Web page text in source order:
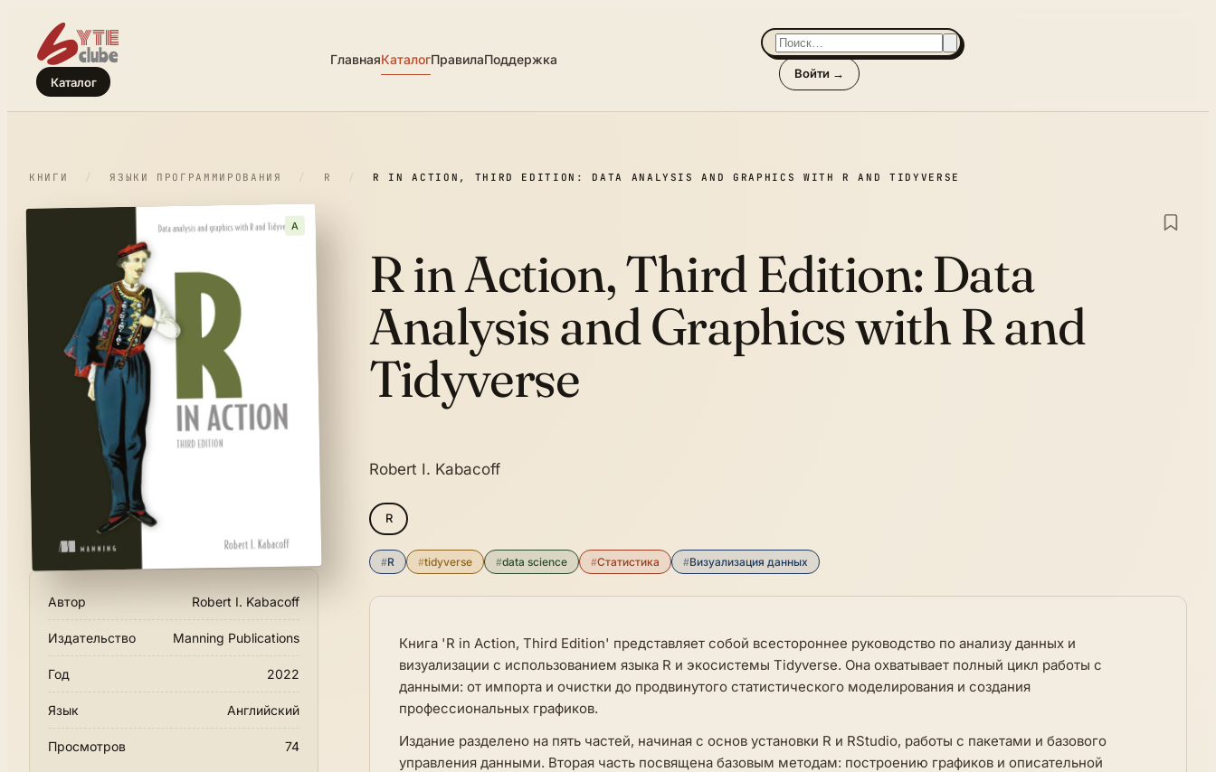
Каталог
ГлавнаяКаталогПравилаПоддержка
Войти →
КНИГИ / ЯЗЫКИ ПРОГРАММИРОВАНИЯ / R / R IN ACTION, THIRD EDITION: DATA ANALYSIS AND GRAPHICS WITH R AND TIDYVERSE
A
Автор Robert I. Kabacoff
Издательство Manning Publications
Год 2022
Язык Английский
Просмотров 74
R in Action, Third Edition: Data
Analysis and Graphics with R and
Tidyverse
Robert I. Kabacoff
R
#R #tidyverse #data science #Статистика #Визуализация данных
Книга 'R in Action, Third Edition' представляет собой всестороннее руководство по анализу данных и
визуализации с использованием языка R и экосистемы Tidyverse. Она охватывает полный цикл работы с
данными: от импорта и очистки до продвинутого статистического моделирования и создания
профессиональных графиков.
Издание разделено на пять частей, начиная с основ установки R и RStudio, работы с пакетами и базового
управления данными. Вторая часть посвящена базовым методам: построению графиков и описательной